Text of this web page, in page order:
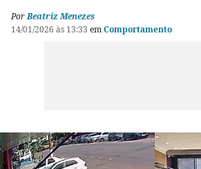
PorBeatriz Menezes
14/01/2026 às 13:33 emComportamento